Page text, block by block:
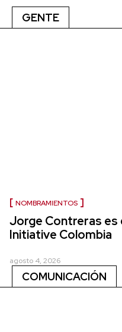
GENTE
NOMBRAMIENTOS
Jorge Contreras es
Initiative Colombia
agosto 4, 2026
COMUNICACIÓN